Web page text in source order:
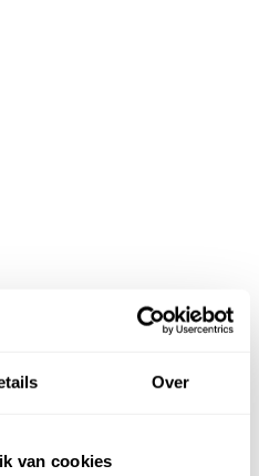
Over
van cookies